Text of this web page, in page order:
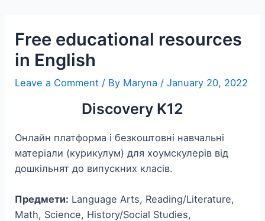
content
Free educational resources
in English
Leave a Comment / By Maryna /January 20, 2022
Discovery K12
Онлайн платформа і безкоштовні навчальні
матеріали (курикулум) для хоумскулерів від
дошкільнят до випускних класів.
Предмети: Language Arts, Reading/Literature,
Math, Science, History/Social Studies,